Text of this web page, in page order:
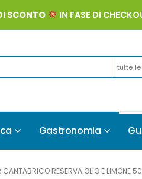
SCONTO IN FASE DI
tutte
Gastronomia
CANTABRICO RESERVA OLIO E LIMONE